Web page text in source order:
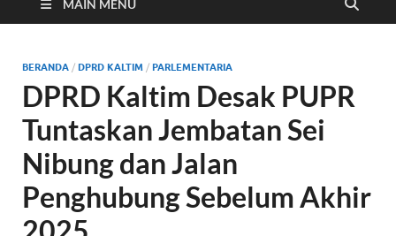
Cyber
MAIN MENU
BERANDA / DPRD KALTIM / PARLEMENTARIA
DPRD Kaltim Desak PUPR
Tuntaskan Jembatan Sei
Nibung dan Jalan
Penghubung Sebelum Akhir